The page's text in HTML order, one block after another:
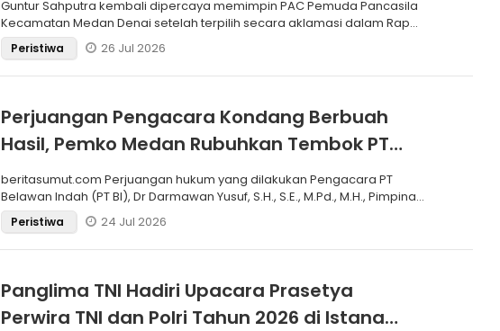
Guntur Sahputra kembali dipercaya memimpin PAC Pemuda Pancasila
Kecamatan Medan Denai setelah terpilih secara aklamasi dalam Rapat
Pemilihan
Peristiwa 26 Jul 2026
Perjuangan Pengacara Kondang Berbuah
Hasil, Pemko Medan Rubuhkan Tembok PT
SBP
beritasumut.com Perjuangan hukum yang dilakukan Pengacara PT
Belawan Indah (PT BI), Dr Darmawan Yusuf, S.H., S.E., M.Pd., M.H., Pimpinan
LaPeristiwa 24 Jul 2026
Panglima TNI Hadiri Upacara Prasetya
Perwira TNI dan Polri Tahun 2026 di Istana